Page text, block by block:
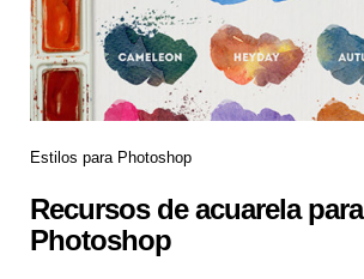
Estilos para Photoshop
Recursos de acuarela para
Photoshop